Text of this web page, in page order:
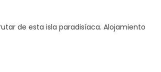
de esta isla paradisíaca. Alojamiento